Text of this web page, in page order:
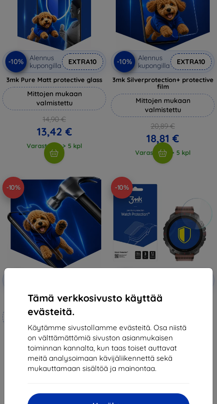
Tämä verkkosivusto käyttää
evästeitä.
Käytämme sivustollamme evästeitä. Osa niistä
on välttämättömiä sivuston asianmukaisen
toiminnan kannalta, kun taas toiset auttavat
meitä analysoimaan kävijäliikennettä sekä
mukauttamaan sisältöä ja mainontaa.
-10%
Alennus
kupongilla
EXTRA10
3mk Pure Matt protective glass
Mittojen mukaan
valmistettu
14,90 €
13,42 €
Varastossa > 5 kpl
-10%
Alennus
kupongilla
EXTRA10
3mk Silverprotection+ protective
film
Mittojen mukaan
valmistettu
20,89 €
18,81 €
Varastossa > 5 kpl
-10%
3mk Hammer protective film
Mittojen mukaan
21,90 €
19,70 €
Varastossa 4 kpl
-10%
3mk Watch Protection
FlexibleGlass Hybrid glass for
11,61 €
Varastossa > 5 kpl